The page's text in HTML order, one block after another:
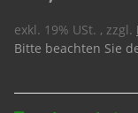
exkl. 19% USt. , zzgl.
Bitte beachten Sie